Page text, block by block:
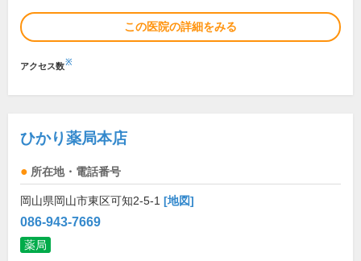
この医院の詳細をみる
アクセス数※
ひかり薬局本店
所在地・電話番号
岡山県岡山市東区可知2-5-1 [地図]
086-943-7669
薬局